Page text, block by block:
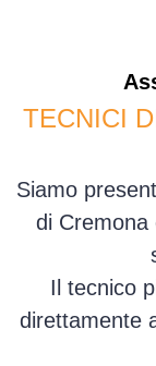
TECNICI
Siamo
di Cremona
Il tecnico
direttamente